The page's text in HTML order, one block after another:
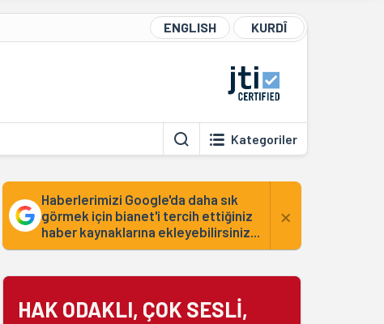
ENGLISH KURDÎ
Kategoriler
Haberlerimizi Google'da daha sık
görmek için bianet'i tercih ettiğiniz
haber kaynaklarına ekleyebilirsiniz...
×
HAK ODAKLI, ÇOK SESLİ,